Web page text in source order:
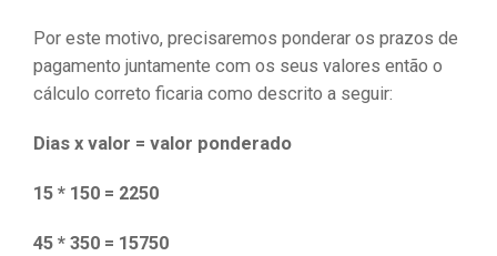
Por este motivo, precisaremos ponderar os prazos de
pagamento juntamente com os seus valores então o
cálculo correto ficaria como descrito a seguir:
Dias x valor = valor ponderado
15 * 150 = 2250
45 * 350 = 15750